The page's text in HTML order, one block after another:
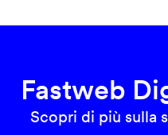
Fastweb
Scopri di più sulla